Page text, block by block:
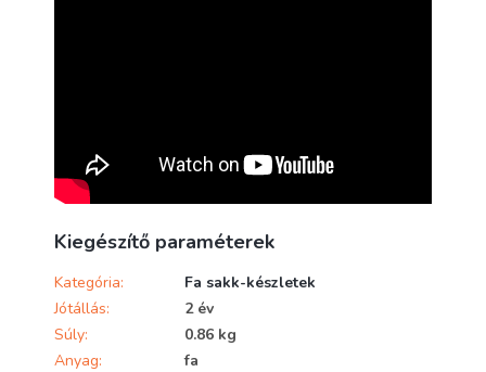
Kiegészítő paraméterek
Kategória:
Fa sakk-készletek
Jótállás:
2 év
Súly:
0.86 kg
Anyag:
fa